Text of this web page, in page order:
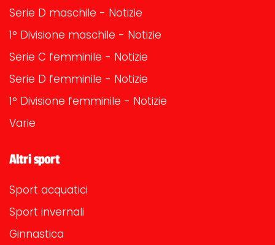
Serie D maschile - Notizie
1° Divisione maschile - Notizie
Serie C femminile - Notizie
Serie D femminile - Notizie
1° Divisione femminile - Notizie
Varie
Altri sport
Sport acquatici
Sport invernali
Ginnastica